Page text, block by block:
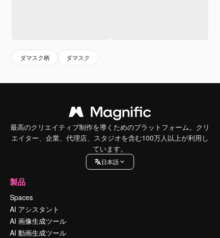
ダマスク柄 ダマスク
最高のクリエイティブ制作を導くためのプラットフォーム。クリ
エイター、企業、代理店、スタジオを含む100万人以上が利用し
ています。
日本語
製品
Spaces
AI アシスタント
AI 画像生成ツール
AI 動画生成ツール